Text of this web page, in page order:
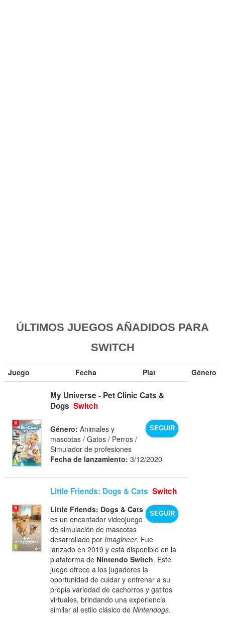
ÚLTIMOS JUEGOS AÑADIDOS PARA
SWITCH
Juego Fecha Plat Género
My Universe - Pet Clinic Cats &
Dogs Switch
SEGUIR
Género: Animales y
mascotas / Gatos / Perros /
Simulador de profesiones
Fecha de lanzamiento: 3/12/2020
Little Friends: Dogs & Cats Switch
SEGUIR
Little Friends: Dogs & Cats
es un encantador videojuego
de simulación de mascotas
desarrollado por Imagineer. Fue
lanzado en 2019 y está disponible en la
plataforma de Nintendo Switch. Este
juego ofrece a los jugadores la
oportunidad de cuidar y entrenar a su
propia variedad de cachorros y gatitos
virtuales, brindando una experiencia
similar al estilo clásico deNintendogs.